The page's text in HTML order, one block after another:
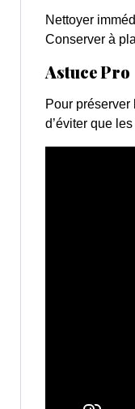
Nettoyer
Conserver à
Astuce Pro
Pour
d’éviter que